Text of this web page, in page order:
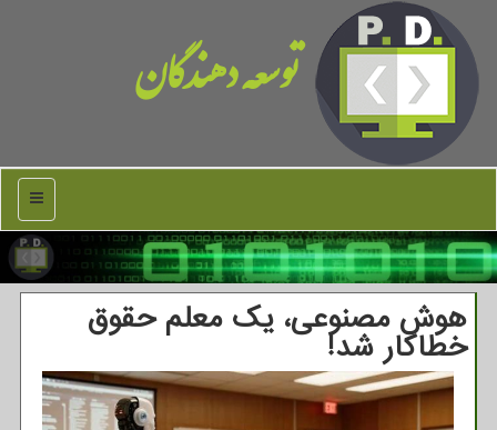
توسعه دهندگان
منو
هوش مصنوعی، یک معلم حقوق
خطاکار شد!